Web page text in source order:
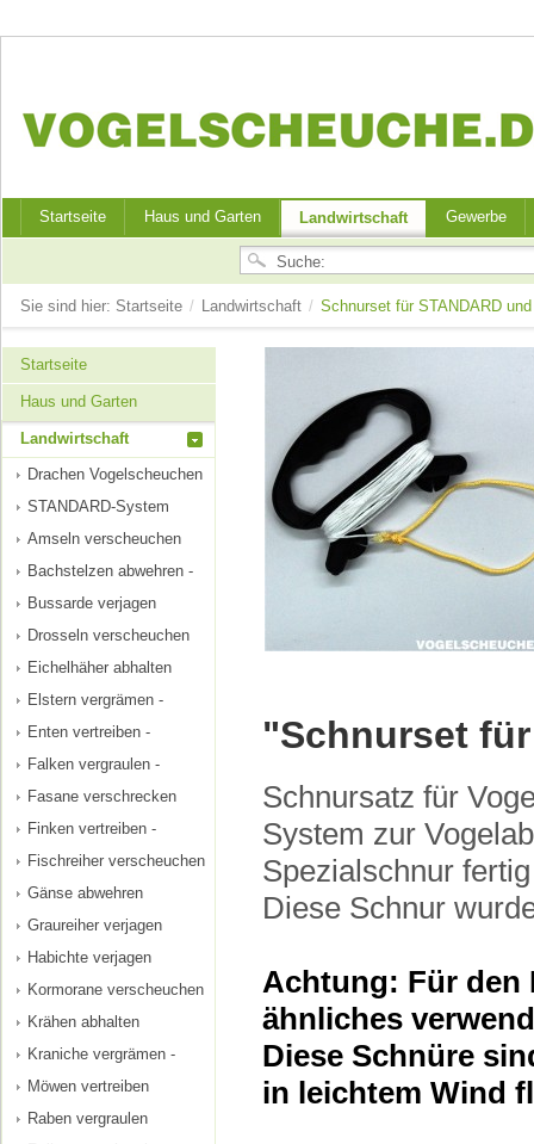
Startseite Haus und Garten Landwirtschaft Gewerbe
Sie sind hier: Startseite / Landwirtschaft / Schnurset für STANDARD
Startseite
Haus und Garten
Landwirtschaft
Drachen Vogelscheuchen
STANDARD-System
Amseln verscheuchen
Bachstelzen abwehren -
Bussarde verjagen
Drosseln verscheuchen
Eichelhäher abhalten
Elstern vergrämen -
Enten vertreiben -
Falken vergraulen -
Fasane verschrecken
Finken vertreiben -
Fischreiher verscheuchen
Gänse abwehren
Graureiher verjagen
Habichte verjagen
Kormorane verscheuchen
Krähen abhalten
Kraniche vergrämen -
Möwen vertreiben
Raben vergraulen
"Schnurset
Schnursatz für
System zur
Spezialschnur
Diese Schnur
Achtung: Für den
ähnliches
Diese Schnüre
in leichtem Wind